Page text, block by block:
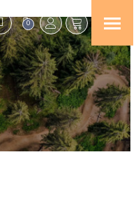
0